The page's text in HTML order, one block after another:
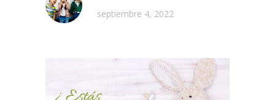
septiembre 4, 2022